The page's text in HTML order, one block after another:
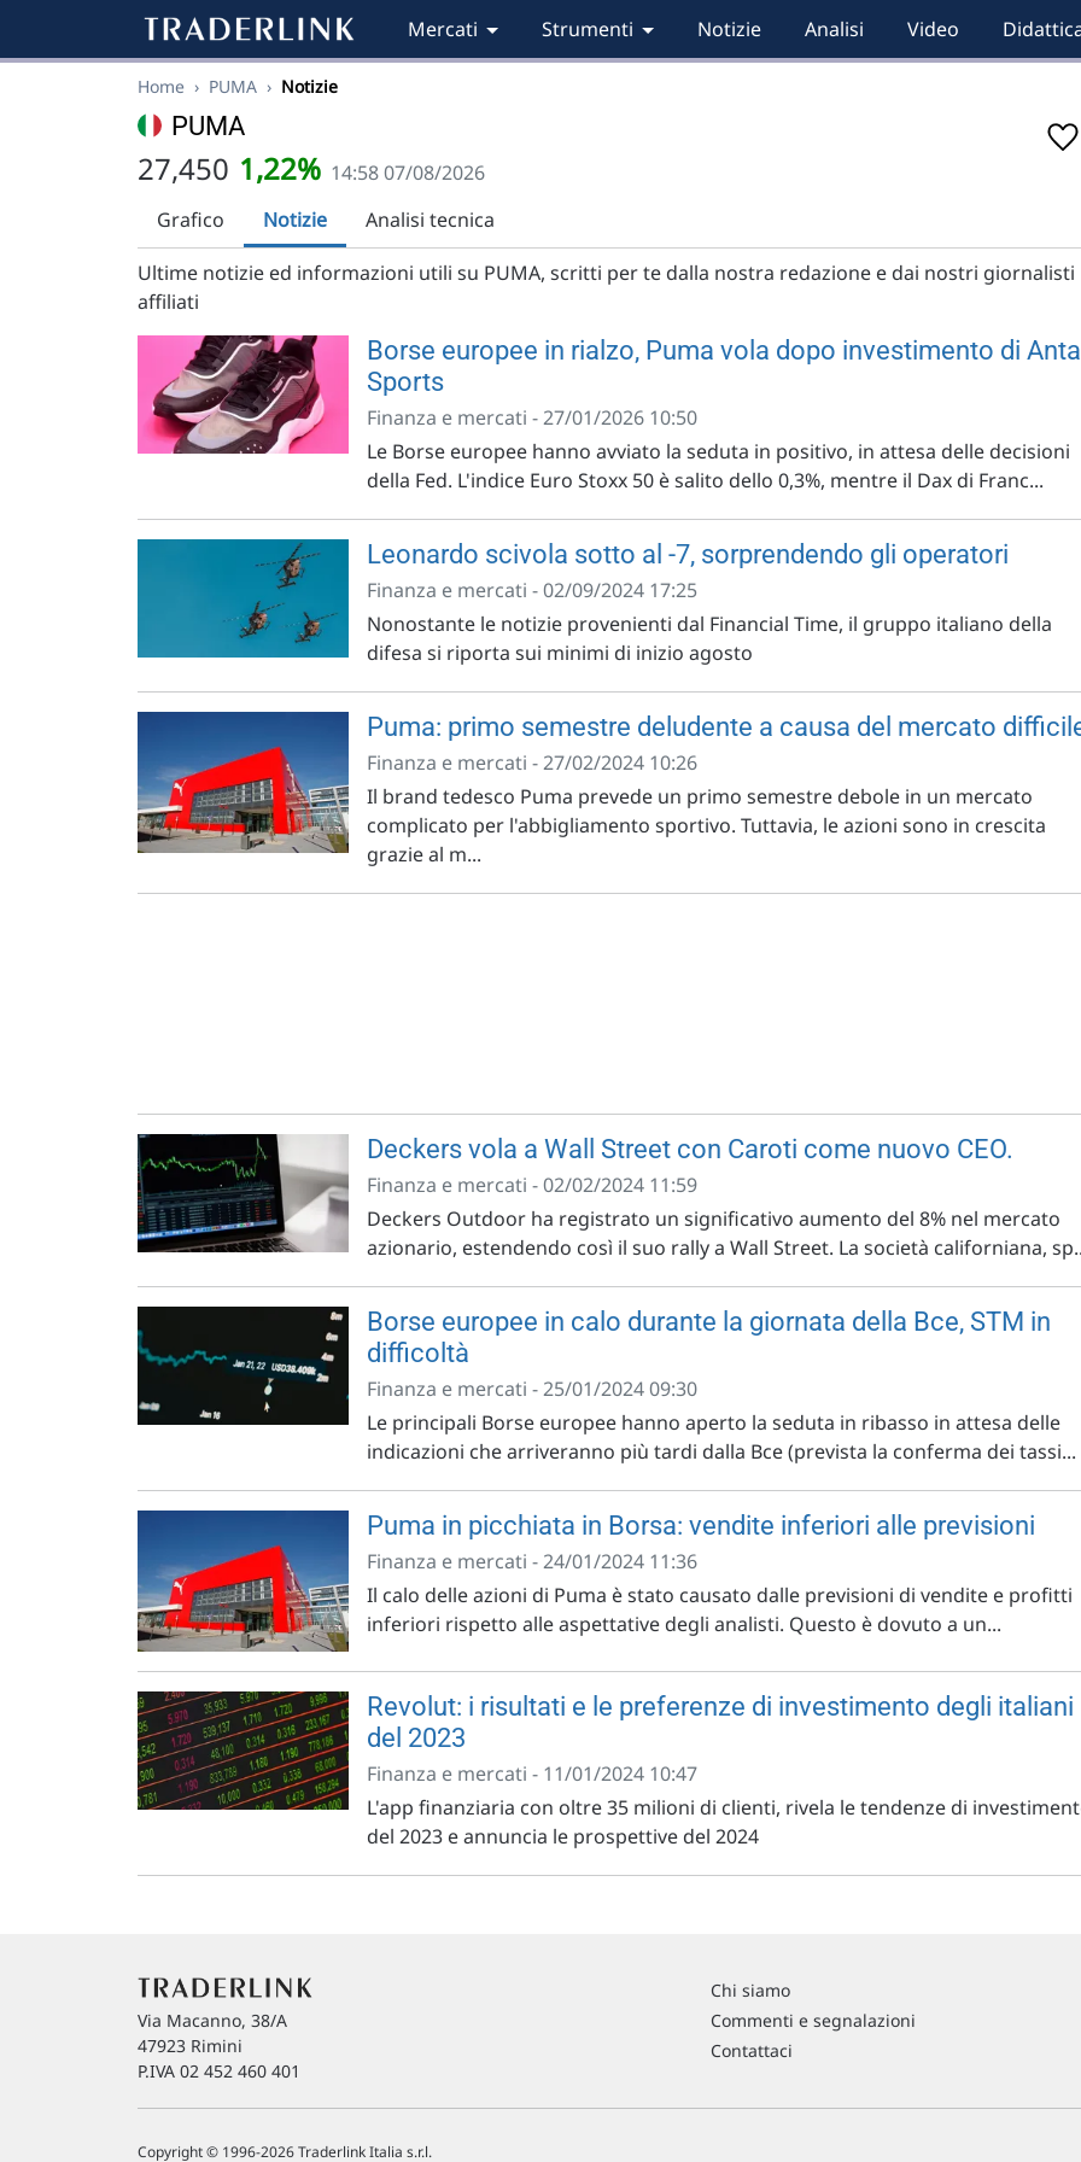
Mercati Strumenti Notizie Analisi Video
Home › PUMA › Notizie
PUMA
27,450 1,22% 14:58 07/08/2026
Grafico
Notizie
Analisi tecnica
Ultime notizie ed informazioni utili su PUMA, scritti per te dalla nostra redazione e dai nostri giornalisti
affiliati
Borse europee in rialzo, Puma vola dopo investimento di Anta
Sports
Finanza e mercati - 27/01/2026 10:50
Le Borse europee hanno avviato la seduta in positivo, in attesa delle decisioni
della Fed. L'indice Euro Stoxx 50 è salito dello 0,3%, mentre il Dax di Franc...
Leonardo scivola sotto al -7, sorprendendo gli operatori
Finanza e mercati - 02/09/2024 17:25
Nonostante le notizie provenienti dal Financial Time, il gruppo italiano della
difesa si riporta sui minimi di inizio agosto
Puma: primo semestre deludente a causa del mercato
Finanza e mercati - 27/02/2024 10:26
Il brand tedesco Puma prevede un primo semestre debole in un mercato
complicato per l'abbigliamento sportivo. Tuttavia, le azioni sono in crescita
grazie al m...
Deckers vola a Wall Street con Caroti come nuovo CEO.
Finanza e mercati - 02/02/2024 11:59
Deckers Outdoor ha registrato un significativo aumento del 8% nel mercato
azionario, estendendo così il suo rally a Wall Street. La società californiana,
Borse europee in calo durante la giornata della Bce, STM in
difficoltà
Finanza e mercati - 25/01/2024 09:30
Le principali Borse europee hanno aperto la seduta in ribasso in attesa delle
indicazioni che arriveranno più tardi dalla Bce (prevista la conferma dei tassi...
Puma in picchiata in Borsa: vendite inferiori alle previsioni
Finanza e mercati - 24/01/2024 11:36
Il calo delle azioni di Puma è stato causato dalle previsioni di vendite e profitti
inferiori rispetto alle aspettative degli analisti. Questo è dovuto a un...
Revolut: i risultati e le preferenze di investimento degli italiani
del 2023
Finanza e mercati - 11/01/2024 10:47
L'app finanziaria con oltre 35 milioni di clienti, rivela le tendenze di
del 2023 e annuncia le prospettive del 2024
Via Macanno, 38/A
47923 Rimini
P.IVA 02 452 460 401
Chi siamo
Commenti e segnalazioni
Contattaci
Copyright © 1996-2026 Traderlink Italia s.r.l.